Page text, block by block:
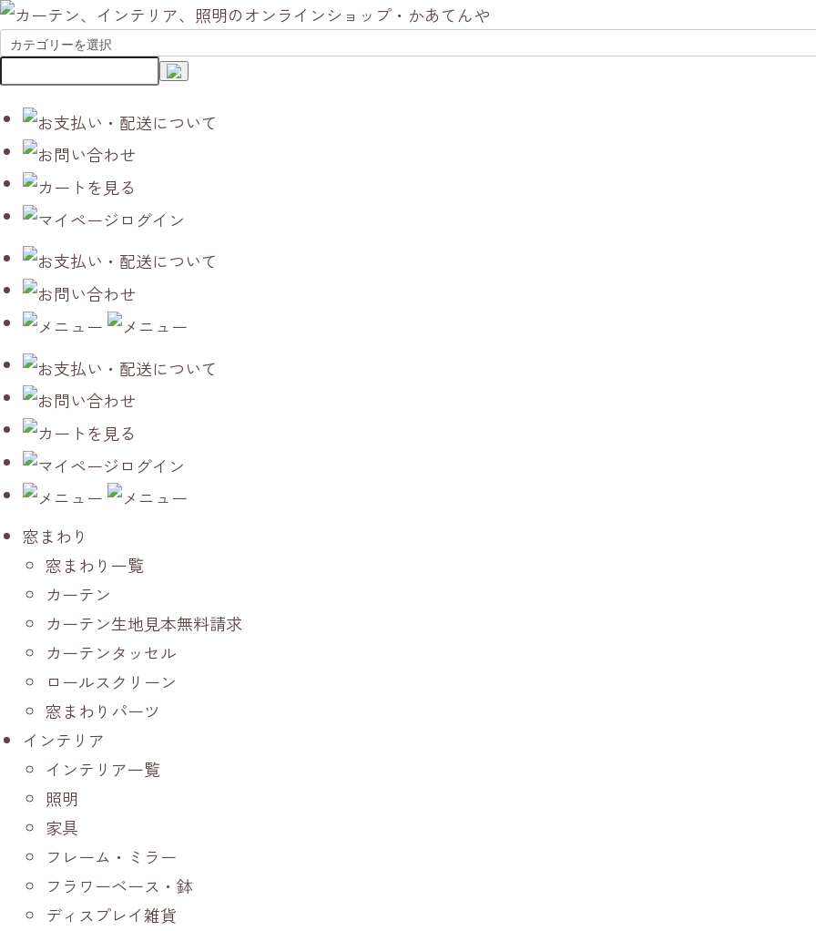
窓まわり
窓まわり一覧
カーテン
カーテン生地見本無料請求
カーテンタッセル
ロールスクリーン
窓まわりパーツ
インテリア
インテリア一覧
照明
家具
フレーム・ミラー
フラワーベース・鉢
ディスプレイ雑貨